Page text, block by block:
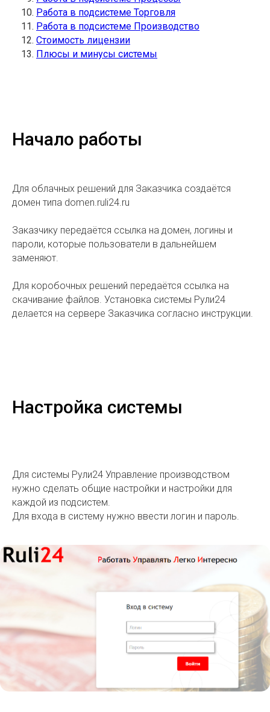
Работа в подсистеме Торговля
Работа в подсистеме Производство
Стоимость лицензии
Плюсы и минусы системы
Начало работы
Для облачных решений для Заказчика создаётся
домен типа domen.ruli24.ru
Заказчику передаётся ссылка на домен, логины и
пароли, которые пользователи в дальнейшем
заменяют.
Для коробочных решений передаётся ссылка на
скачивание файлов. Установка системы Рули24
делается на сервере Заказчика согласно инструкции.
Настройка системы
Для системы Рули24 Управление производством
нужно сделать общие настройки и настройки для
каждой из подсистем.
Для входа в систему нужно ввести логин и пароль.